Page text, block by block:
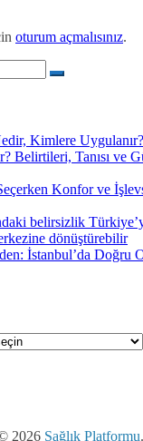
oturum açmalısınız.
Kimlere Uygulanır?
Belirtileri, Tanısı ve
Konfor ve
belirsizlik
dönüştürebilir
İstanbul’da Doğru
2026 Sağlık Platformu.